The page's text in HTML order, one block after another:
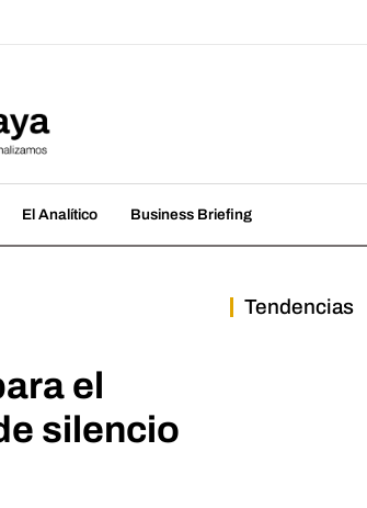
El Analítico Business Briefing
el
silencio
Tendencias